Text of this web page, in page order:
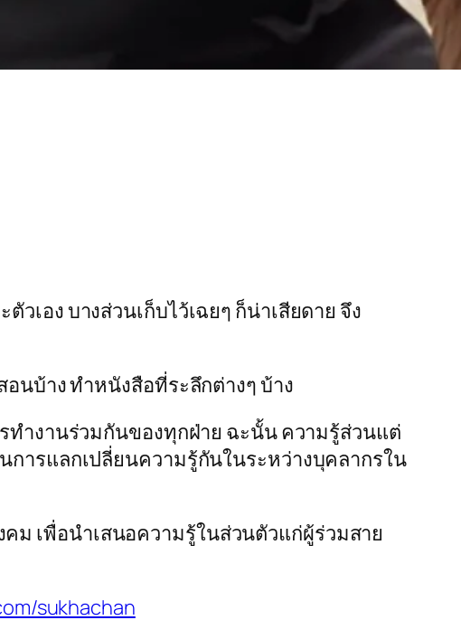
เอง บางส่วนเก็บไว้เฉยๆ ก็น่าเสียดาย จึง
นบ้าง ทำหนังสือที่ระลึกต่างๆ บ้าง
ทำงานร่วมกันของทุกฝ่าย ฉะนั้น ความรู้ส่วนแต่
ารแลกเปลี่ยนความรู้กันในระหว่างบุคลากรใน
ม เพื่อนำเสนอความรู้ในส่วนตัวแก่ผู้ร่วมสาย
sukhachan